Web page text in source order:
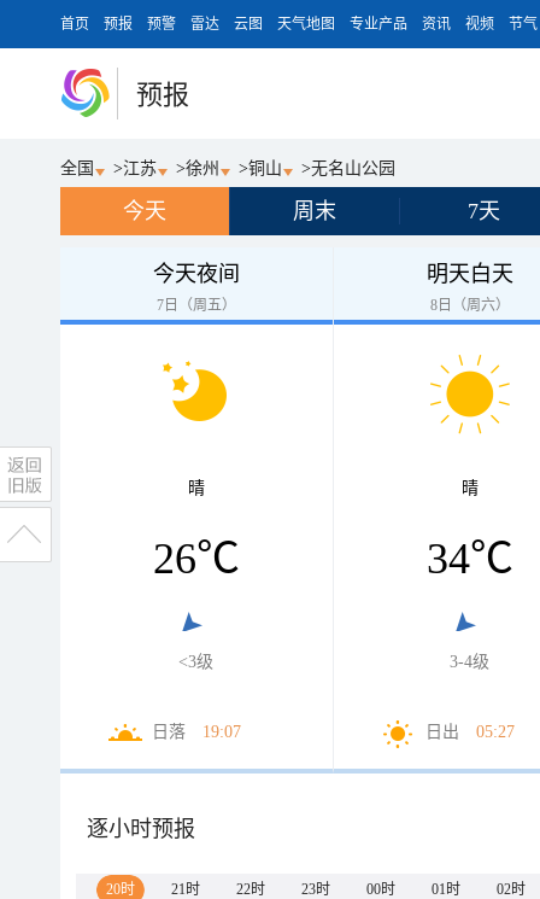
首页 预报 预警 雷达 云图 天气地图 专业产品 资讯 视频 节气
预报
全国 >江苏 >徐州 >铜山 >无名山公园
今天 周末 7天
今天夜间
7日（周五）
晴
26℃
<3级
日落 19:07
明天白天
8日（周六）
晴
34℃
3-4级
日出 05:27
逐小时预报
20时 21时 22时 23时 00时 01时 02时